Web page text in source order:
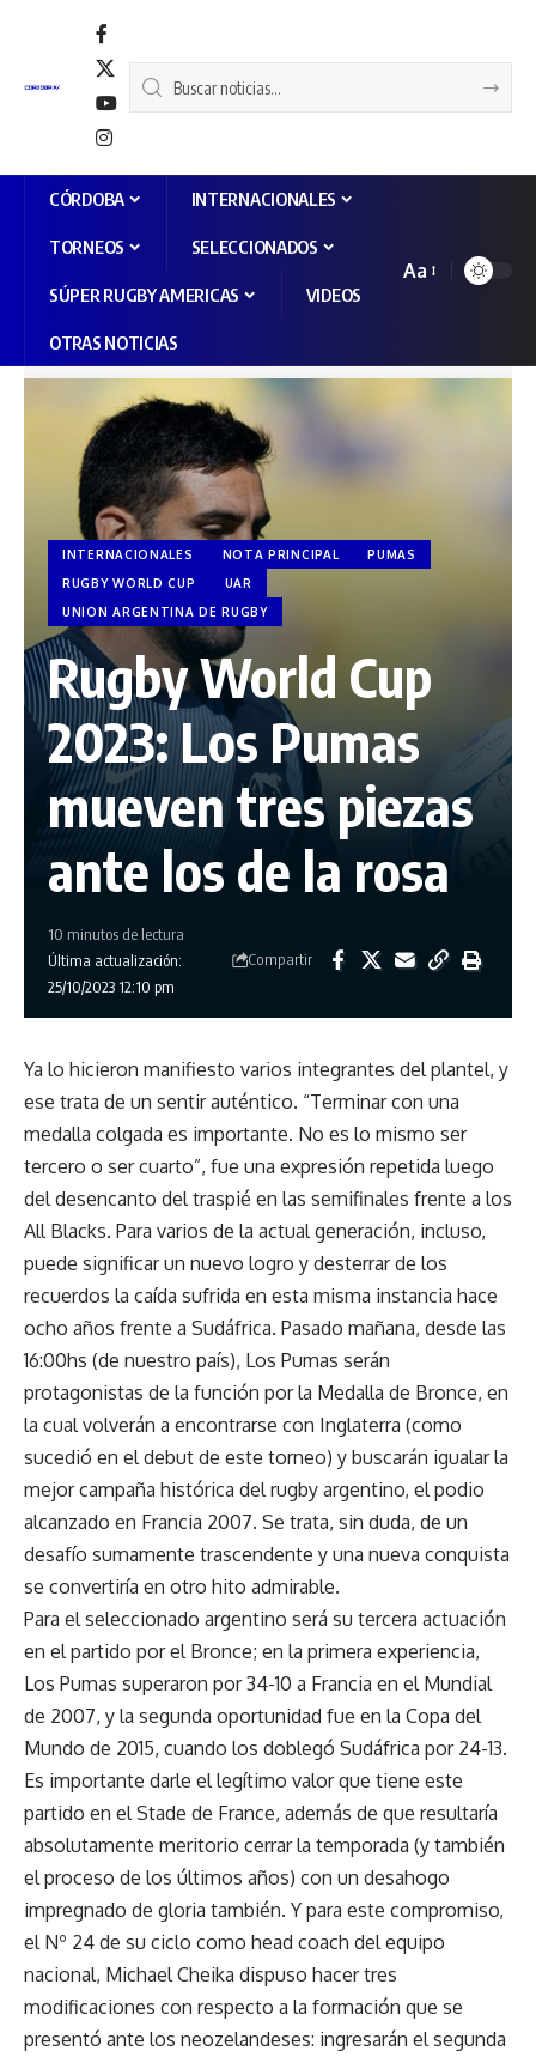
CÓRDOBA INTERNACIONALES
TORNEOS SELECCIONADOS
SÚPER RUGBY AMERICAS VIDEOS
OTRAS NOTICIAS
Aa
INTERNACIONALES NOTA PRINCIPAL
PUMAS
RUGBY WORLD CUP
UAR
UNION ARGENTINA DE RUGBY
Rugby World Cup
2023: Los Pumas
mueven tres piezas
ante los de la rosa
Última actualización:
25/10/2023 12:10 pm
10 minutos de lectura
Compartir
Ya lo hicieron manifiesto varios integrantes del plantel, y
ese trata de un sentir auténtico. “Terminar con una
medalla colgada es importante. No es lo mismo ser
tercero o ser cuarto”, fue una expresión repetida luego
del desencanto del traspié en las semifinales frente a los
All Blacks. Para varios de la actual generación, incluso,
puede significar un nuevo logro y desterrar de los
recuerdos la caída sufrida en esta misma instancia hace
ocho años frente a Sudáfrica. Pasado mañana, desde las
16:00hs (de nuestro país), Los Pumas serán
protagonistas de la función por la Medalla de Bronce, en
la cual volverán a encontrarse con Inglaterra (como
sucedió en el debut de este torneo) y buscarán igualar la
mejor campaña histórica del rugby argentino, el podio
alcanzado en Francia 2007. Se trata, sin duda, de un
desafío sumamente trascendente y una nueva conquista
se convertiría en otro hito admirable.
Para el seleccionado argentino será su tercera actuación
en el partido por el Bronce; en la primera experiencia,
Los Pumas superaron por 34-10 a Francia en el Mundial
de 2007, y la segunda oportunidad fue en la Copa del
Mundo de 2015, cuando los doblegó Sudáfrica por 24-13.
Es importante darle el legítimo valor que tiene este
partido en el Stade de France, además de que resultaría
absolutamente meritorio cerrar la temporada (y también
el proceso de los últimos años) con un desahogo
impregnado de gloria también. Y para este compromiso,
el Nº 24 de su ciclo como head coach del equipo
nacional, Michael Cheika dispuso hacer tres
modificaciones con respecto a la formación que se
presentó ante los neozelandeses: ingresarán el segunda